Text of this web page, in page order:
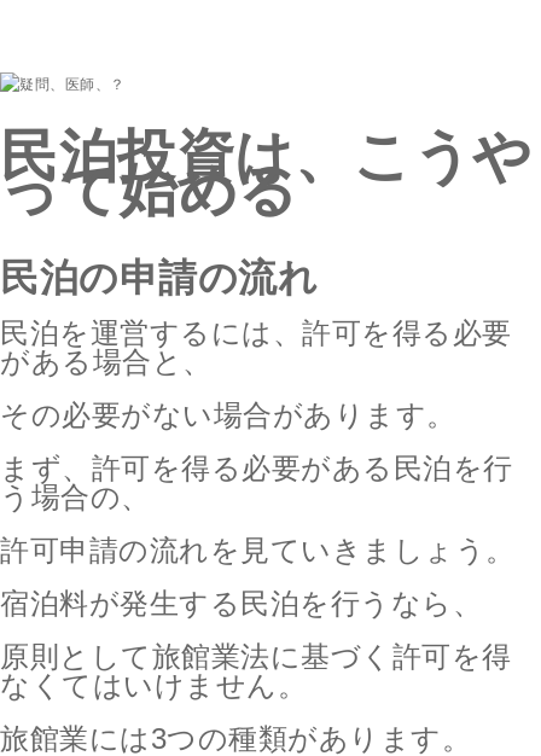
民泊投資は、こうや
って始める
民泊の申請の流れ
民泊を運営するには、許可を得る必要
がある場合と、
その必要がない場合があります。
まず、許可を得る必要がある民泊を行
う場合の、
許可申請の流れを見ていきましょう。
宿泊料が発生する民泊を行うなら、
原則として旅館業法に基づく許可を得
なくてはいけません。
旅館業には3つの種類があります。